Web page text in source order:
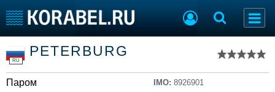
Тип судна
Добавить судно
Добавить проект
Последние 100
RU
PETERBURG
Паром IMO: 8926901